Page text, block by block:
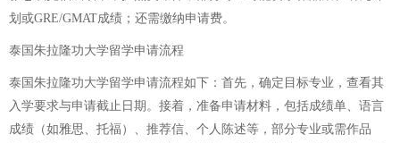
划或GRE/GMAT成绩；还需缴纳申请费。
泰国朱拉隆功大学留学申请流程
泰国朱拉隆功大学留学申请流程如下：首先，确定目标专业，查看其
入学要求与申请截止日期。接着，准备申请材料，包括成绩单、语言
成绩（如雅思、托福）、推荐信、个人陈述等，部分专业或需作品